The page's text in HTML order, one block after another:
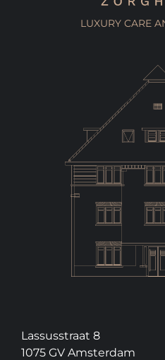
LUXURY CARE
Lassusstraat 8
1075 GV Amsterdam